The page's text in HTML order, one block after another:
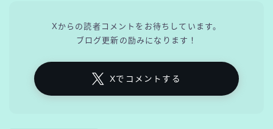
Xからの読者コメントをお待ちしています。
ブログ更新の励みになります！
Xでコメントする